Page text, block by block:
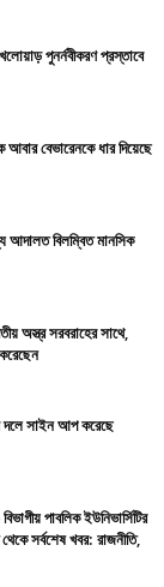
পুনর্নবীকরণ প্রস্তাবে
বেভারেনকে ধার দিয়েছে
আদালত বিলম্বিত মানসিক
অস্ত্র সরবরাহের সাথে,
দলে সাইন আপ করেছে
পাবলিক ইউনিভার্সিটির
সর্বশেষ খবর: রাজনীতি,